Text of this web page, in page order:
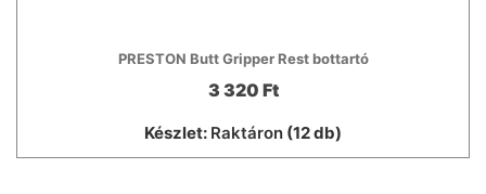
PRESTON Butt Gripper Rest bottartó
3 320 Ft
Készlet: Raktáron (12 db)